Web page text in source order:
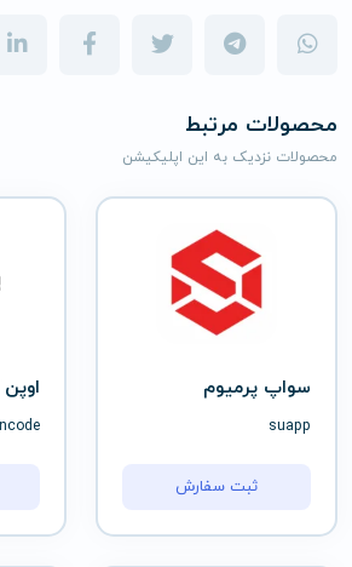
محصولات مرتبط
محصولات نزدیک به این اپلیکیشن
سواپ پرمیوم
suapp
ثبت سفارش